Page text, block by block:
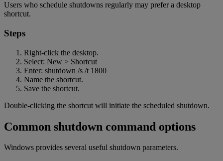
Users who schedule shutdowns regularly may prefer a desktop
shortcut.
Steps
Right-click the desktop.
Select: New > Shortcut
Enter: shutdown /s /t 1800
Name the shortcut.
Save the shortcut.
Double-clicking the shortcut will initiate the scheduled shutdown.
Common shutdown command options
Windows provides several useful shutdown parameters.